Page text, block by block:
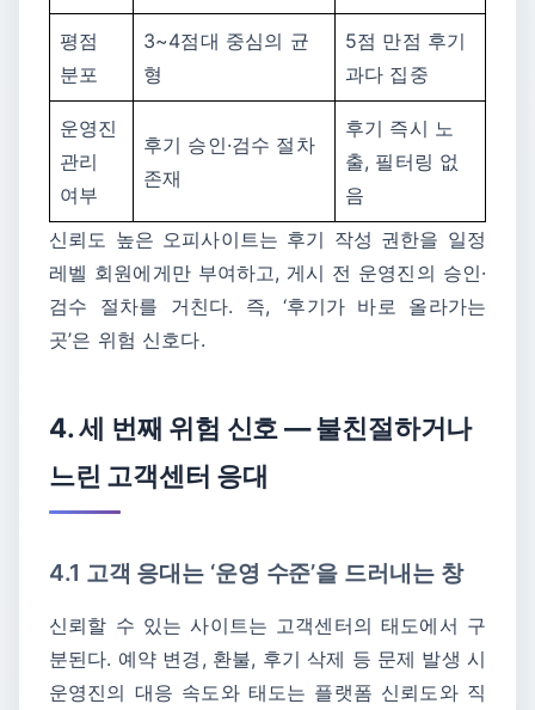
평점
분포
3~4점대 중심의 균
형
5점 만점 후기
과다 집중
운영진
관리
여부
후기 승인·검수 절차
존재
후기 즉시 노
출, 필터링 없
음
신뢰도 높은 오피사이트는 후기 작성 권한을 일정
레벨 회원에게만 부여하고, 게시 전 운영진의 승인·
검수 절차를 거친다. 즉, ‘후기가 바로 올라가는
곳’은 위험 신호다.
4. 세 번째 위험 신호 ― 불친절하거나
느린 고객센터 응대
4.1 고객 응대는 ‘운영 수준’을 드러내는 창
신뢰할 수 있는 사이트는 고객센터의 태도에서 구
분된다. 예약 변경, 환불, 후기 삭제 등 문제 발생 시
운영진의 대응 속도와 태도는 플랫폼 신뢰도와 직